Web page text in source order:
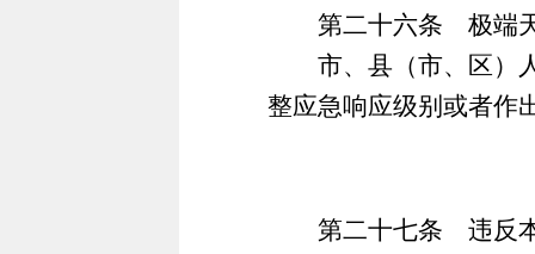
第二十六条 极端天
市、县（市、区）人
整应急响应级别或者作
第二十七条 违反本